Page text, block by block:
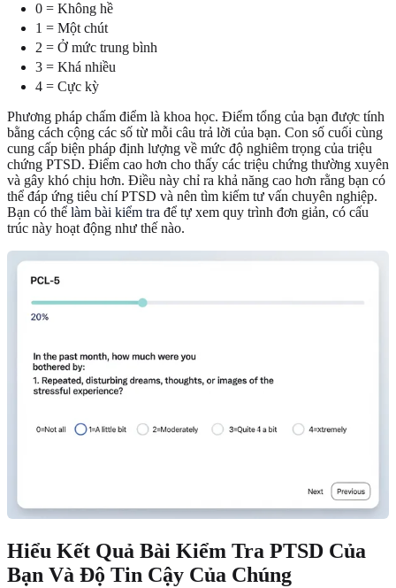
0 = Không hề
1 = Một chút
2 = Ở mức trung bình
3 = Khá nhiều
4 = Cực kỳ
Phương pháp chấm điểm là khoa học. Điểm tổng của bạn được tính
bằng cách cộng các số từ mỗi câu trả lời của bạn. Con số cuối cùng
cung cấp biện pháp định lượng về mức độ nghiêm trọng của triệu
chứng PTSD. Điểm cao hơn cho thấy các triệu chứng thường xuyên
và gây khó chịu hơn. Điều này chỉ ra khả năng cao hơn rằng bạn có
thể đáp ứng tiêu chí PTSD và nên tìm kiếm tư vấn chuyên nghiệp.
Bạn có thể làm bài kiểm tra để tự xem quy trình đơn giản, có cấu
trúc này hoạt động như thế nào.
Hiểu Kết Quả Bài Kiểm Tra PTSD Của
Bạn Và Độ Tin Cậy Của Chúng